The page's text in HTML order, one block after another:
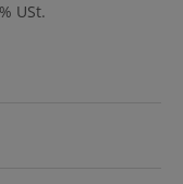
USt.